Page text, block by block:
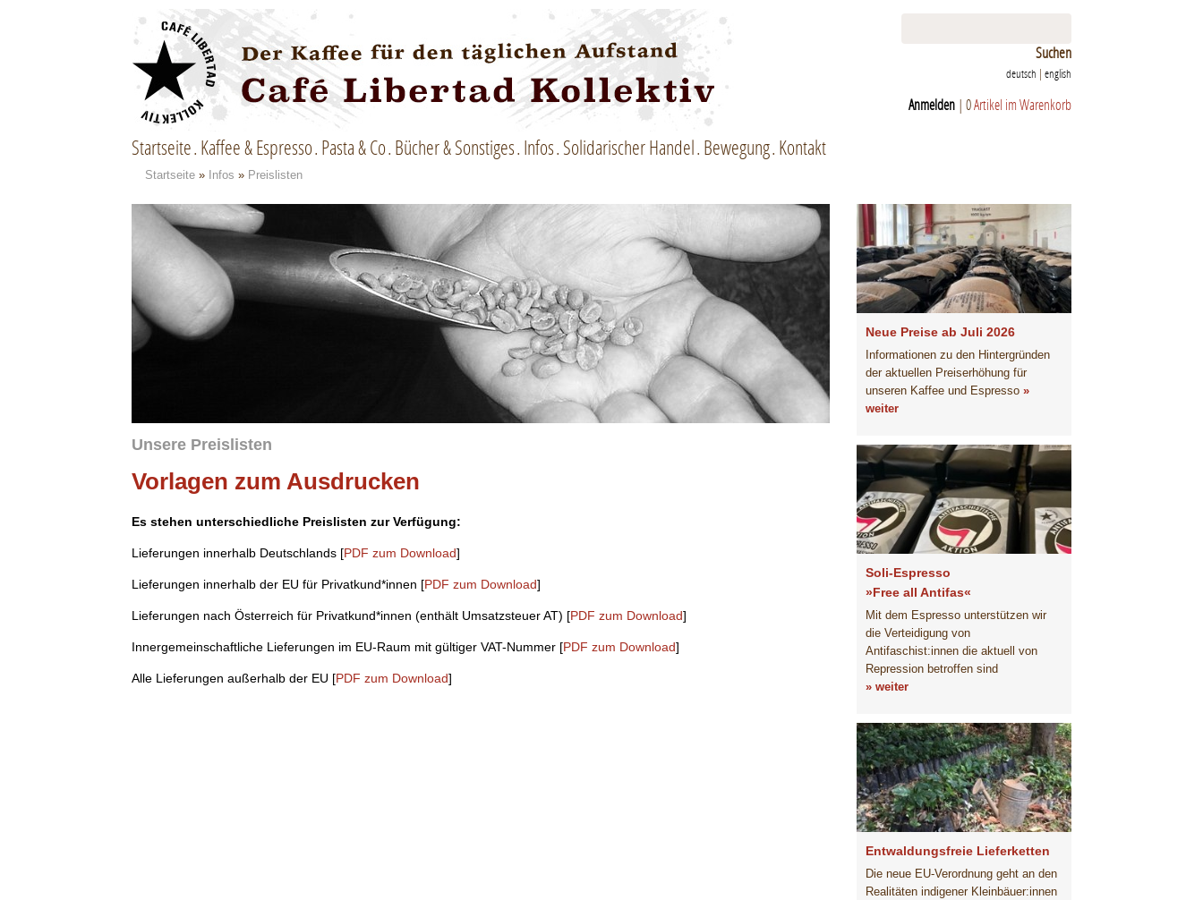
Suchen
deutsch | english
Anmelden | 0Artikel im Warenkorb
Startseite Kaffee & Espresso Pasta & Co Bücher & Sonstiges Infos Solidarischer Handel Bewegung Kontakt
Startseite » Infos » Preislisten
Unsere Preislisten
Vorlagen zum Ausdrucken
Es stehen unterschiedliche Preislisten zur Verfügung:
Lieferungen innerhalb Deutschlands [PDF zum Download]
Lieferungen innerhalb der EU für Privatkund*innen [PDF zum Download]
Lieferungen nach Österreich für Privatkund*innen (enthält Umsatzsteuer AT) [PDF zum Download]
Innergemeinschaftliche Lieferungen im EU-Raum mit gültiger VAT-Nummer [PDF zum Download]
Alle Lieferungen außerhalb der EU [PDF zum Download]
Neue Preise ab Juli 2026
Informationen zu den Hintergründen
der aktuellen Preiserhöhung für
unseren Kaffee und Espresso »
weiter
Soli-Espresso
»Free all Antifas«
Mit dem Espresso unterstützen wir
die Verteidigung von
Antifaschist:innen die aktuell von
Repression betroffen sind
» weiter
Entwaldungsfreie Lieferketten
Die neue EU-Verordnung geht an den
Realitäten indigener Kleinbäuer:innen